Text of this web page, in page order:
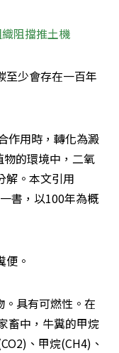
阻擋推土機
至少會存在一百年
作用時，轉化為澱
的環境中，二氧
解。本文引用
書，以100年為概
。
具有可燃性。在
畜中，牛糞的甲烷
、甲烷(CH4)、